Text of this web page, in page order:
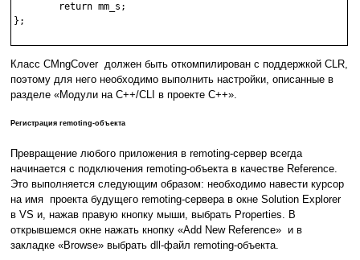
return mm_s;
};
Класс CMngCover должен быть откомпилирован с поддержкой CLR,
поэтому для него необходимо выполнить настройки, описанные в
разделе «Модули на С++/CLI в проекте С++».
Регистрация remoting-объекта
Превращение любого приложения в remoting-сервер всегда
начинается с подключения remoting-объекта в качестве Reference.
Это выполняется следующим образом: необходимо навести курсор
на имя проекта будущего remoting-сервера в окне Solution Explorer
в VS и, нажав правую кнопку мыши, выбрать Properties. В
открывшемся окне нажать кнопку «Add New Reference» и в
закладке «Browse» выбрать dll-файл remoting-объекта.